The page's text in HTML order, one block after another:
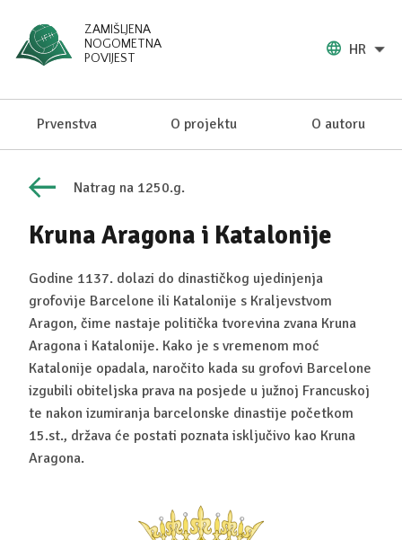
ZAMIŠLJENA
NOGOMETNA
POVIJEST
HR
Prvenstva O projektu O autoru
Natrag na 1250.g.
Kruna Aragona i Katalonije
Godine 1137. dolazi do dinastičkog ujedinjenja
grofovije Barcelone ili Katalonije s Kraljevstvom
Aragon, čime nastaje politička tvorevina zvana Kruna
Aragona i Katalonije. Kako je s vremenom moć
Katalonije opadala, naročito kada su grofovi Barcelone
izgubili obiteljska prava na posjede u južnoj Francuskoj
te nakon izumiranja barcelonske dinastije početkom
15.st., država će postati poznata isključivo kao Kruna
Aragona.